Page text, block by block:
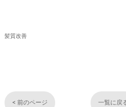
髪質改善
< 前のページ 一覧に戻